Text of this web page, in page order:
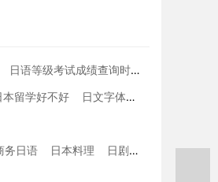
日语等级考试成绩查询时间
本留学好不好 日文字体
务日语 日本料理 日剧收视率 日语词汇